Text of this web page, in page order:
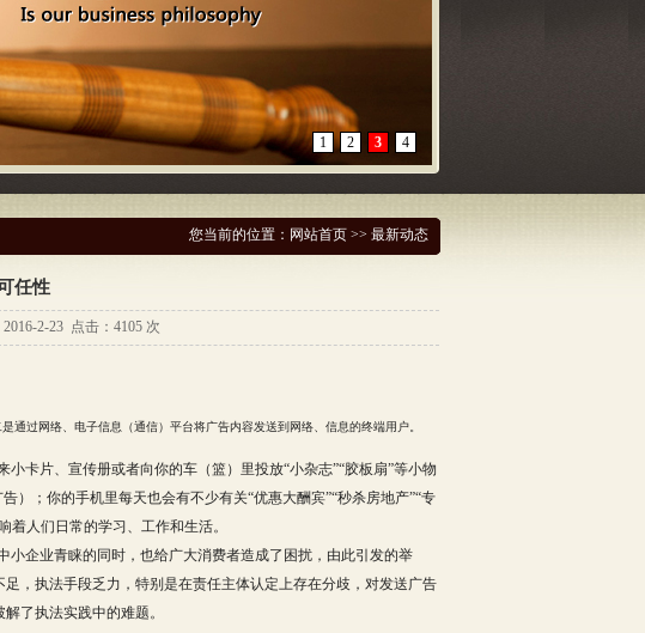
1 2 3 4
您当前的位置： 网站首页 >> 最新动态
任性
2-23 点击：4105 次
过网络、电子信息（通信）平台将广告内容发送到网络、信息的终端用户。
卡片、宣传册或者向你的车（篮）里投放“小杂志”“胶板扇”等小物
）；你的手机里每天也会有不少有关“优惠大酬宾”“秒杀房地产”“专
人们日常的学习、工作和生活。
企业青睐的同时，也给广大消费者造成了困扰，由此引发的举
，执法手段乏力，特别是在责任主体认定上存在分歧，对发送广告
了执法实践中的难题。